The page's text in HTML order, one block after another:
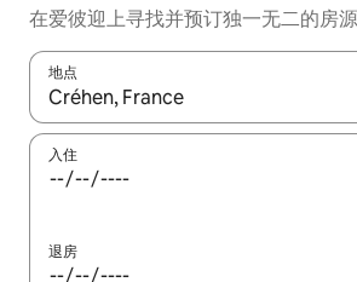
在爱彼迎上寻找并预订独一无二的房源
地点
如有搜索结果，请使用上下方向键查看
入住
退房